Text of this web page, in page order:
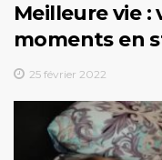
Meilleure vie :
moments en
25 février 2022